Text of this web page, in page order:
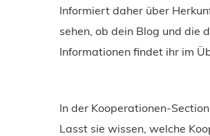
Informiert daher über
sehen, ob dein Blog und die
Informationen findet ihr im
In der Kooperationen-
Lasst sie wissen, welche